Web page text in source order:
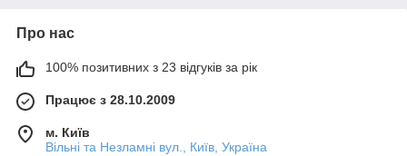
Про нас
100% позитивних з 23 відгуків за рік
Працює з 28.10.2009
м. Київ
Вільні та Незламні вул., Київ, Україна